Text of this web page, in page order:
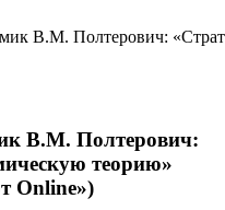
В.М. Полтерович:
В.М. Полтерович:
теорию»
Online»)